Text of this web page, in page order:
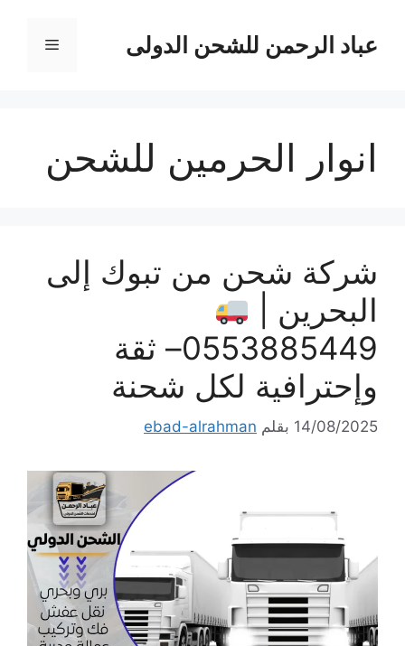
المحتوىعباد الرحمن للشحن الدولى القائمة
انوار الحرمين للشحن
شركة شحن من تبوك إلى
البحرين |
0553885449– ثقة
وإحترافية لكل شحنة
14/08/2025 بقلم ebad-alrahman